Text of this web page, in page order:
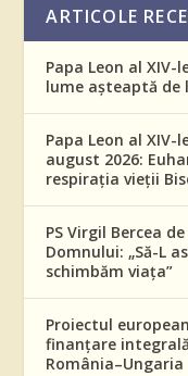
ARTICOLE
Papa Leon al XIV-
lume așteaptă de
Papa Leon al XIV-
august 2026:
respirația vieții
PS Virgil Bercea
Domnului: „Să-L
schimbăm viața”
Proiectul
finanțare
România–Ungaria